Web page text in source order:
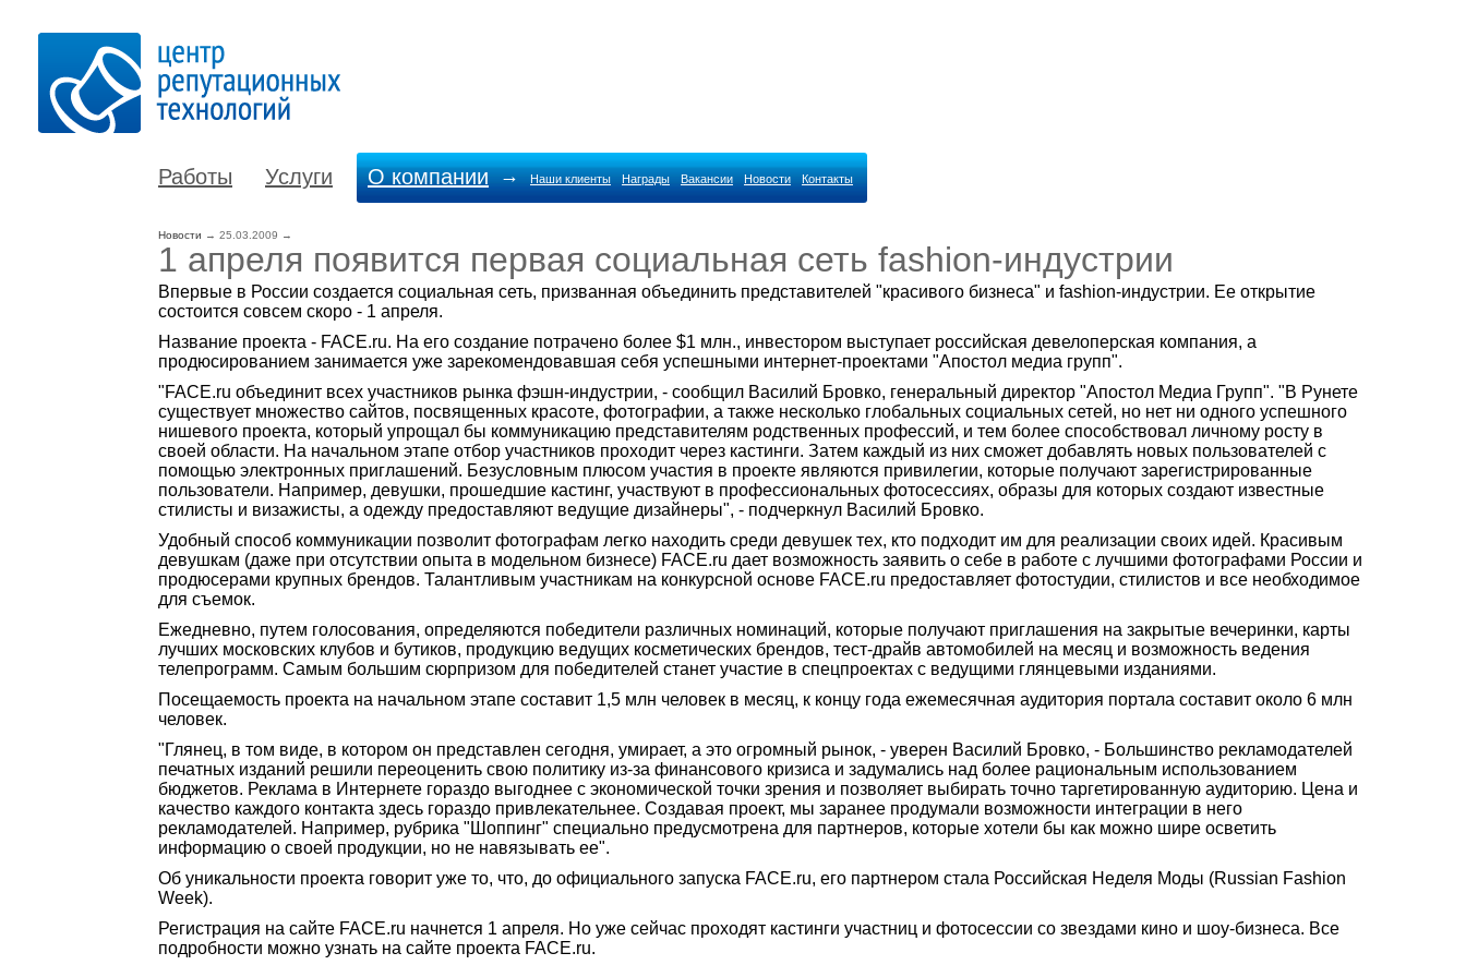
Работы Услуги О компании → Наши клиенты Награды Вакансии Новости Контакты
Новости → 25.03.2009 →
1 апреля появится первая социальная сеть fashion-индустрии
Впервые в России создается социальная сеть, призванная объединить представителей "красивого бизнеса" и fashion-индустрии. Ее открытие
состоится совсем скоро - 1 апреля.
Название проекта - FACE.ru. На его создание потрачено более $1 млн., инвестором выступает российская девелоперская компания, а
продюсированием занимается уже зарекомендовавшая себя успешными интернет-проектами "Апостол медиа групп".
"FACE.ru объединит всех участников рынка фэшн-индустрии, - сообщил Василий Бровко, генеральный директор "Апостол Медиа Групп". "В Рунете
существует множество сайтов, посвященных красоте, фотографии, а также несколько глобальных социальных сетей, но нет ни одного успешного
нишевого проекта, который упрощал бы коммуникацию представителям родственных профессий, и тем более способствовал личному росту в
своей области. На начальном этапе отбор участников проходит через кастинги. Затем каждый из них сможет добавлять новых пользователей с
помощью электронных приглашений. Безусловным плюсом участия в проекте являются привилегии, которые получают зарегистрированные
пользователи. Например, девушки, прошедшие кастинг, участвуют в профессиональных фотосессиях, образы для которых создают известные
стилисты и визажисты, а одежду предоставляют ведущие дизайнеры", - подчеркнул Василий Бровко.
Удобный способ коммуникации позволит фотографам легко находить среди девушек тех, кто подходит им для реализации своих идей. Красивым
девушкам (даже при отсутствии опыта в модельном бизнесе) FACE.ru дает возможность заявить о себе в работе с лучшими фотографами России и
продюсерами крупных брендов. Талантливым участникам на конкурсной основе FACE.ru предоставляет фотостудии, стилистов и все необходимое
для съемок.
Ежедневно, путем голосования, определяются победители различных номинаций, которые получают приглашения на закрытые вечеринки, карты
лучших московских клубов и бутиков, продукцию ведущих косметических брендов, тест-драйв автомобилей на месяц и возможность ведения
телепрограмм. Самым большим сюрпризом для победителей станет участие в спецпроектах с ведущими глянцевыми изданиями.
Посещаемость проекта на начальном этапе составит 1,5 млн человек в месяц, к концу года ежемесячная аудитория портала составит около 6 млн
человек.
"Глянец, в том виде, в котором он представлен сегодня, умирает, а это огромный рынок, - уверен Василий Бровко, - Большинство рекламодателей
печатных изданий решили переоценить свою политику из-за финансового кризиса и задумались над более рациональным использованием
бюджетов. Реклама в Интернете гораздо выгоднее с экономической точки зрения и позволяет выбирать точно таргетированную аудиторию. Цена и
качество каждого контакта здесь гораздо привлекательнее. Создавая проект, мы заранее продумали возможности интеграции в него
рекламодателей. Например, рубрика "Шоппинг" специально предусмотрена для партнеров, которые хотели бы как можно шире осветить
информацию о своей продукции, но не навязывать ее".
Об уникальности проекта говорит уже то, что, до официального запуска FACE.ru, его партнером стала Российская Неделя Моды (Russian Fashion
Week).
Регистрация на сайте FACE.ru начнется 1 апреля. Но уже сейчас проходят кастинги участниц и фотосессии со звездами кино и шоу-бизнеса. Все
подробности можно узнать на сайте проекта FACE.ru.